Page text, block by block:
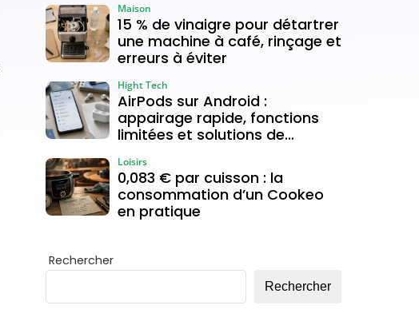
15 % de vinaigre pour détartrer
une machine à café, rinçage et
erreurs à éviter
Maison
AirPods sur Android :
appairage rapide, fonctions
limitées et solutions de
Hight Tech
0,083 € par cuisson : la
consommation d’un Cookeo
en pratique
Loisirs
Rechercher
Rechercher